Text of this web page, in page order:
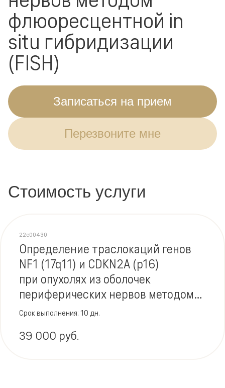
флюоресцентной in
situ гибридизации
(FISH)
Записаться на прием
Перезвоните мне
Стоимость услуги
Определение траслокаций генов
NF1 (17q11) и CDKN2A (p16)
при опухолях из оболочек
периферических нервов методом
флюоресцентной in situ
22c00430
39 000 руб.
Срок выполнения: 10 дн.